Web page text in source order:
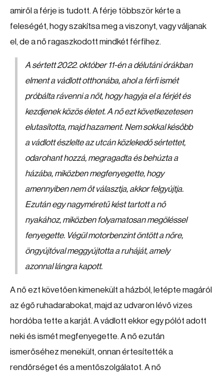
amiről a férje is tudott. A férje többször kérte a
feleségét, hogy szakítsa meg a viszonyt, vagy váljanak
el, de a nő ragaszkodott mindkét férfihez.
A sértett 2022. október 11-én a délutáni órákban
elment a vádlott otthonába, ahol a férfi ismét
próbálta rávenni a nőt, hogy hagyja el a férjét és
kezdjenek közös életet. A nő ezt következetesen
elutasította, majd hazament. Nem sokkal később
a vádlott észlelte az utcán közlekedő sértettet,
odarohant hozzá, megragadta és behúzta a
házába, miközben megfenyegette, hogy
amennyiben nem őt választja, akkor felgyújtja.
Ezután egy nagyméretű kést tartott a nő
nyakához, miközben folyamatosan megöléssel
fenyegette. Végül motorbenzint öntött a nőre,
öngyújtóval meggyújtotta a ruháját, amely
azonnal lángra kapott.
A nő ezt követően kimenekült a házból, letépte magáról
az égő ruhadarabokat, majd az udvaron lévő vizes
hordóba tette a karját. A vádlott ekkor egy pólót adott
neki és ismét megfenyegette. A nő ezután
ismerőséhez menekült, onnan értesítették a
rendőrséget és a mentőszolgálatot. A nő